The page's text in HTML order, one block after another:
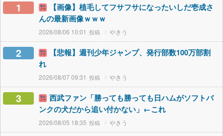
1
【画像】植毛してフサフサになったいしだ壱成さ
んの最新画像ｗｗｗ
2026/08/06 10:01 やきう
2
【悲報】週刊少年ジャンプ、発行部数100万部割
れ
2026/08/07 09:31 やきう
3
西武ファン「勝っても勝っても日ハムがソフトバ
ンクの犬だから追い付かない」←これ
2026/08/05 18:35 やきう